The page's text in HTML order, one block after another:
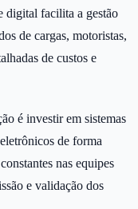
digital facilita a gestão
de cargas, motoristas,
de custos e
é investir em sistemas
de forma
nas equipes
e validação dos